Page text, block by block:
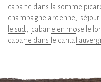
cabane dans la somme
champagne ardenne
le sud
cabane en moselle
cabane dans le cantal